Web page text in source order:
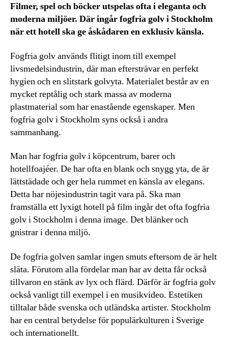
Filmer, spel och böcker utspelas ofta i eleganta och
moderna miljöer. Där ingår fogfria golv i Stockholm
när ett hotell ska ge åskådaren en exklusiv känsla.
Fogfria golv används flitigt inom till exempel
livsmedelsindustrin, där man eftersträvar en perfekt
hygien och en slitstark golvyta. Materialet består av en
mycket reptålig och stark massa av moderna
plastmaterial som har enastående egenskaper. Men
fogfria golv i Stockholm syns också i andra
sammanhang.
Man har fogfria golv i köpcentrum, barer och
hotellfoajéer. De har ofta en blank och snygg yta, de är
lättstädade och ger hela rummet en känsla av elegans.
Detta har nöjesindustrin tagit vara på. Ska man
framställa ett lyxigt hotell på film ingår det ofta fogfria
golv i Stockholm i denna image. Det blänker och
gnistrar i denna miljö.
De fogfria golven samlar ingen smuts eftersom de är helt
släta. Förutom alla fördelar man har av detta får också
tillvaron en stänk av lyx och flärd. Därför är fogfria golv
också vanligt till exempel i en musikvideo. Estetiken
tilltalar både svenska och utländska artister. Stockholm
har en central betydelse för populärkulturen i Sverige
och internationellt.